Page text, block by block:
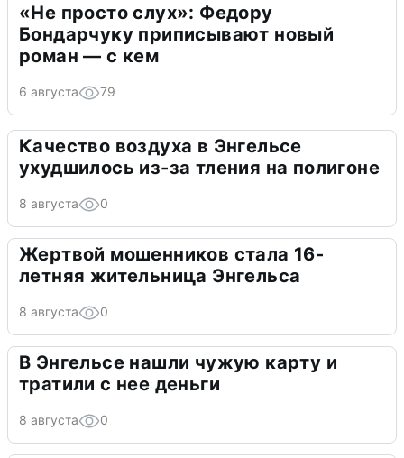
«Не просто слух»: Федору
Бондарчуку приписывают новый
роман — с кем
6 августа 79
Качество воздуха в Энгельсе
ухудшилось из-за тления на полигоне
8 августа 0
Жертвой мошенников стала 16-
летняя жительница Энгельса
8 августа 0
В Энгельсе нашли чужую карту и
тратили с нее деньги
8 августа 0